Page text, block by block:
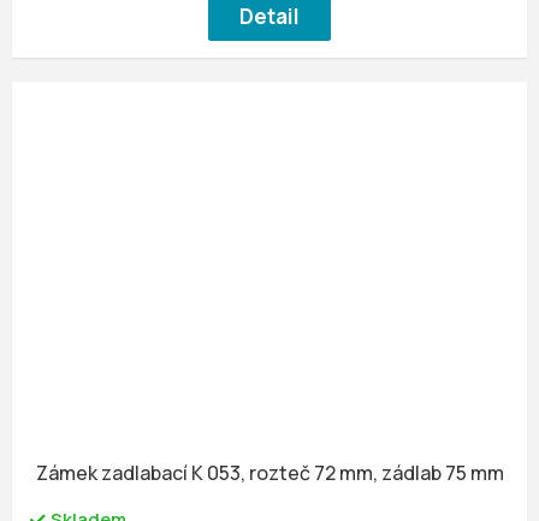
Detail
Zámek zadlabací K 053, rozteč 72 mm, zádlab 75 mm